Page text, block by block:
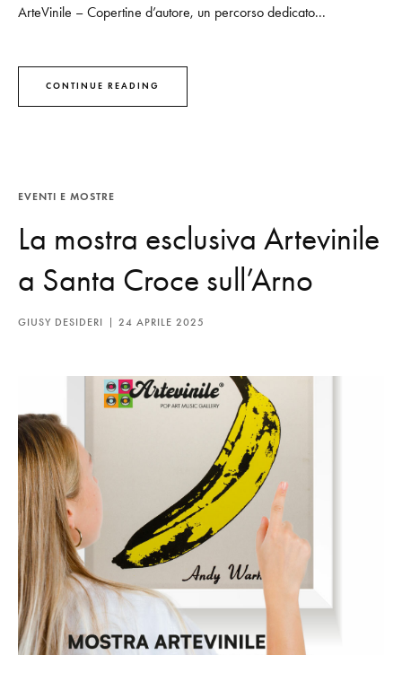
ArteVinile – Copertine d’autore, un percorso dedicato...
CONTINUE READING
EVENTI E MOSTRE
La mostra esclusiva Artevinile
a Santa Croce sull’Arno
GIUSY DESIDERI 24 APRILE 2025